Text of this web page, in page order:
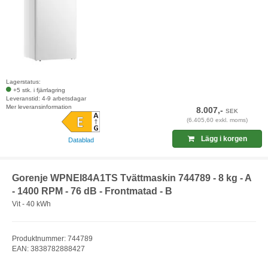
Lagerstatus:
+5 stk. i fjärrlagring
Leveranstid: 4-9 arbetsdagar
Mer leveransinformation
Datablad
8.007,-SEK
(6.405,60 exkl. moms)
Lägg i korgen
Gorenje WPNEI84A1TS Tvättmaskin 744789 - 8 kg - A
- 1400 RPM - 76 dB - Frontmatad - B
Vit - 40 kWh
Produktnummer: 744789
EAN: 3838782888427